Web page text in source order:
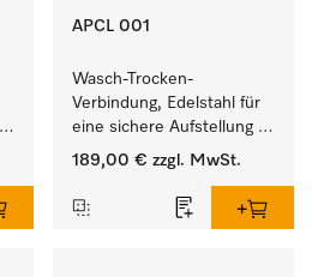
APCL 001
Wasch-Trocken-
Verbindung, Edelstahl für
eine sichere Aufstellung
zu einer Wasch-Trocken-
189,00 € zzgl. MwSt.